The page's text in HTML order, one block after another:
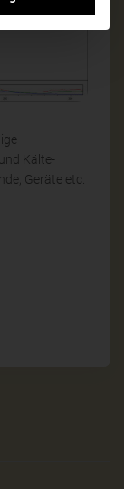
Kälte-
Geräte etc.